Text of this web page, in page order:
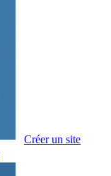
Créer un site